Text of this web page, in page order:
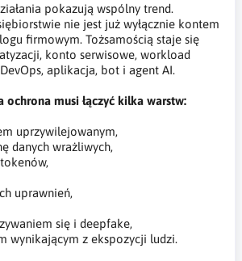
pokazują wspólny trend.
nie jest już wyłącznie kontem
firmowym. Tożsamością staje się
konto serwisowe, workload
aplikacja, bot i agent AI.
ochrona musi łączyć kilka warstw:
uprzywilejowanym,
danych wrażliwych,
uprawnień,
się i deepfake,
wynikającym z ekspozycji ludzi.